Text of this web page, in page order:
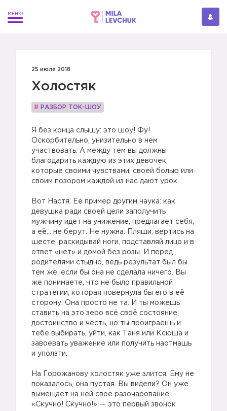
25 июля 2018
Холостяк
# РАЗБОР ТОК-ШОУ
Я без конца слышу: это шоу! Фу!
Оскорбительно, унизительно в нем
участвовать. А между тем вы должны
благодарить каждую из этих девочек,
которые своими чувствами, своей болью или
своим позором каждой из нас дают урок.
Вот Настя. Её пример другим наука: как
девушка ради своей цели заполучить
мужчину идет на унижение, предлагает себя,
а её… не берут. Не нужна. Пляши, вертись на
шесте, раскидывай ноги, подставляй лицо и в
ответ «нет» и домой без розы. И перед
родителями стыдно, ведь результат был бы
тем же, если бы она не сделала ничего. Вы
же понимаете, что не было правильной
стратегии, которая повернула бы его в её
сторону. Она просто не та. И ты можешь
ставить на это зеро всё своё состояние,
достоинство и честь, но ты проиграешь и
тебе выбирать, уйти, как Таня или Ксюша и
завоевать уважение или получить наотмашь
и уползти.
На Горожанову холостяк уже злится. Ему не
показалось, она пустая. Вы видели? Он уже
вымещает на ней своё разочарование:
«Скучно! Скучно!» — это первый звонок